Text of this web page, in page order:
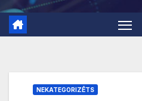
NEKATEGORIZĒTS